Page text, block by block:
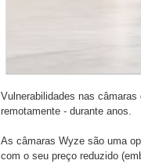
Vulnerabilidades nas
remotamente - durante anos.
As câmaras Wyze são uma
com o seu preço reduzido